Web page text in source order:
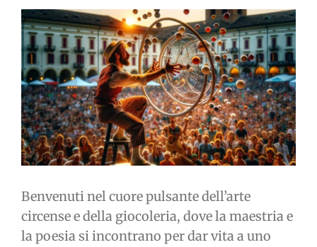
Ingrandisci
immagine
Benvenuti nel cuore pulsante dell’arte
circense e della giocoleria, dove la maestria e
la poesia si incontrano per dar vita a uno